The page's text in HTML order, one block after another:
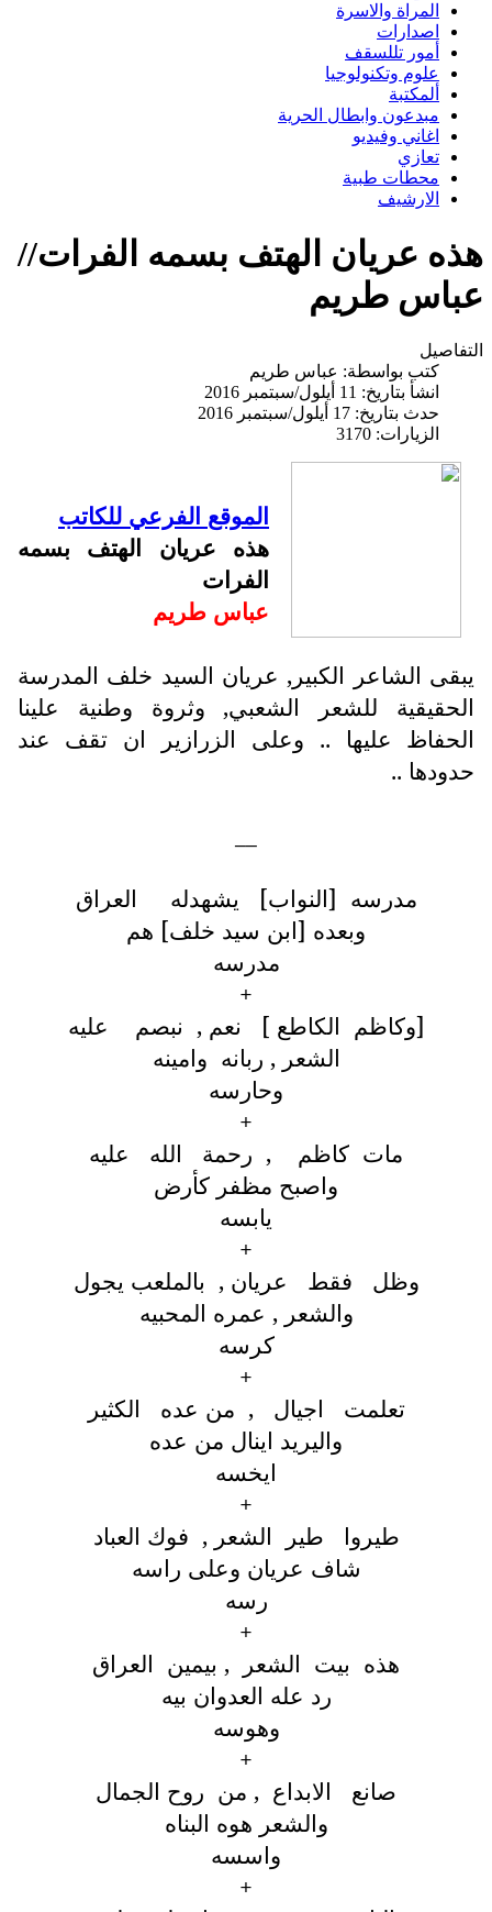
المراة والاسرة
اصدارات
أمور تللسقف
علوم وتكنولوجيا
ألمكتبة
مبدعون وابطال الحرية
اغاني وفيديو
تعازي
محطات طبية
الارشيف
هذه عريان الهتف بسمه الفرات//
عباس طريم
التفاصيل
كتب بواسطة: عباس طريم
انشأ بتاريخ: 11 أيلول/سبتمبر 2016
حدث بتاريخ: 17 أيلول/سبتمبر 2016
الزيارات: 3170
الموقع الفرعي للكاتب
هذه عريان الهتف بسمه
الفرات
عباس طريم
يبقى الشاعر الكبير, عريان السيد خلف المدرسة
الحقيقية للشعر الشعبي, وثروة وطنية علينا
الحفاظ عليها .. وعلى الزرازير ان تقف عند
حدودها ..
مدرسه [النواب] يشهدله العراق
وبعده [ابن سيد خلف] هم
مدرسه
+
[وكاظم الكاطع ] نعم , نبصم عليه
الشعر , ربانه وامينه
وحارسه
+
مات كاظم , رحمة الله عليه
واصبح مظفر كأرض
يابسه
+
وظل فقط عريان , بالملعب يجول
والشعر , عمره المحبيه
كرسه
+
تعلمت اجيال , من عده الكثير
واليريد اينال من عده
ايخسه
+
طيروا طير الشعر , فوك العباد
شاف عريان وعلى راسه
رسه
+
هذه بيت الشعر , بيمين العراق
رد عله العدوان بيه
وهوسه
+
صانع الابداع , من روح الجمال
والشعر هوه البناه
واسسه
+